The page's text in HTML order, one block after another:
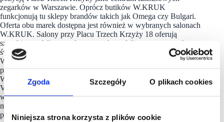
Zgoda Szczegóły O plikach cookies
Niniejsza strona korzysta z plików cookie
zegarków w Warszawie. Oprócz butików W.KRUK
funkcjonują tu sklepy brandów takich jak Omega czy Bulgari.
Oferta obu marek dostępna jest również w wybranych salonach
W.KRUK. Salony przy Placu Trzech Krzyży 18 oferują
szerokie portfolio ponadczasowych modeli renomowanych
światowych manufaktur zegarmistrzowskich.
W monobrandowym butiku IWC dostępne są najnowsze
premiery marki zaprezentowane podczas tegorocznych targów
Watches and Wonders, w tym model IWC Pilot’s Watch
Venturer Vertical Drive, czyli jedna z najbardziej
wyczekiwanych nowości w portfolio manufaktury. Szczególne
miejsce zajmuje również kolekcja IWC Ingenieur, po raz
pierwszy oficjalnie dostępna w Polsce.